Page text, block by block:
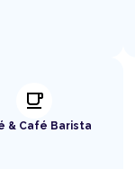
local_cafe
& Café Barista